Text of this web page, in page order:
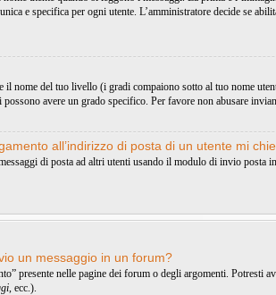
e specifica per ogni utente. L’amministratore decide se
il nome del tuo livello (i gradi compaiono sotto al tuo nome
avere un grado specifico. Per favore non abusare
all’indirizzo di posta di un utente mi
di posta ad altri utenti usando il modulo di invio posta
un messaggio in un forum?
presente nelle pagine dei forum o degli argomenti.
, ecc.).